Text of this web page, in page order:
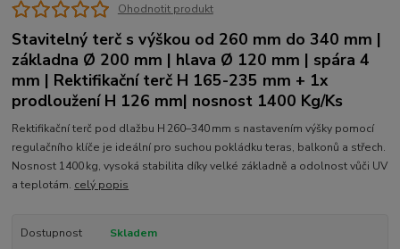
Ohodnotit produkt
Stavitelný terč s výškou od 260 mm do 340 mm |
základna Ø 200 mm | hlava Ø 120 mm | spára 4
mm | Rektifikační terč H 165-235 mm + 1x
prodloužení H 126 mm| nosnost 1400 Kg/Ks
Rektifikační terč pod dlažbu H 260–340 mm s nastavením výšky pomocí
regulačního klíče je ideální pro suchou pokládku teras, balkonů a střech.
Nosnost 1400 kg, vysoká stabilita díky velké základně a odolnost vůči UV
a teplotám. celý popis
Dostupnost Skladem